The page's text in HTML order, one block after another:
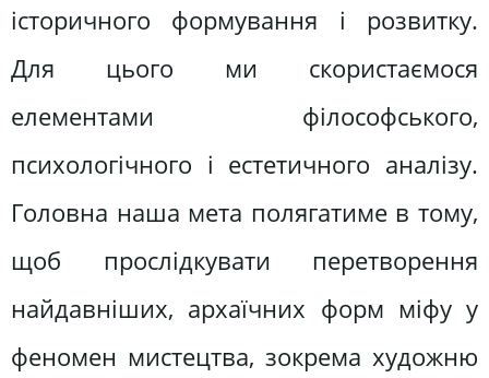
історичного формування і розвитку.
Для цього ми скористаємося
елементами філософського,
психологічного і естетичного аналізу.
Головна наша мета полягатиме в тому,
щоб прослідкувати перетворення
найдавніших, архаїчних форм міфу у
феномен мистецтва, зокрема художню